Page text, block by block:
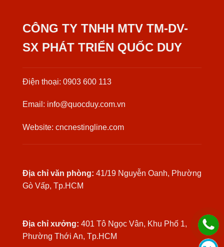
CÔNG TY TNHH MTV TM-DV-
SX PHÁT TRIỂN QUỐC DUY
Điện thoại: 0903 600 113
Email: info@quocduy.com.vn
Website: cncnestingline.com
Địa chỉ văn phòng: 41/19 Nguyễn Oanh, Phường
Gò Vấp, Tp.HCM
Địa chỉ xưởng: 401 Tô Ngọc Vân, Khu Phố 1,
Phường Thới An, Tp.HCM